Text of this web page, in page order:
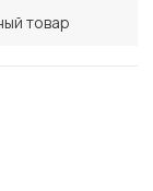
товар